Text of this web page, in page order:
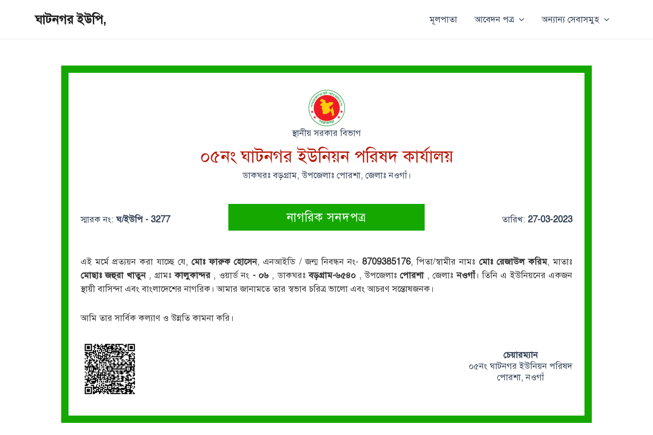
ঘাটনগর ইউপি, মূলপাতা আবেদন পত্র অন্যান্য সেবাসমুহ
স্থানীয় সরকার বিভাগ
০৫নং ঘাটনগর ইউনিয়ন পরিষদ কার্যালয়
ডাকঘরঃ বড়গ্রাম, উপজেলাঃ পোরশা, জেলাঃ নওগাঁ।
স্মারক নং:ঘ/ইউপি - 3277 নাগরিক সনদপত্র তারিখ: 27-03-2023
এই মর্মে প্রত্যয়ন করা যাচ্ছে যে, মোঃ ফারুক হোসেন, এনআইডি / জন্ম নিবন্ধন নং- 8709385176, পিতা/স্বামীর নামঃ মোঃ রেজাউল করিম, মাতাঃ
মোছাঃ জহুরা খাতুন , গ্রামঃকালুকান্দর , ওয়ার্ড নং - ০৬ , ডাকঘরঃবড়গ্রাম-৬৫৪০ , উপজেলাঃপোরশা , জেলাঃনওগাঁ। তিনি এ ইউনিয়নের একজন
স্থায়ী বাসিন্দা এবং বাংলাদেশের নাগরিক। আমার জানামতে তার স্বভাব চরিত্র ভালো এবং আচরণ সন্তোষজনক।
আমি তার সার্বিক কল্যাণ ও উন্নতি কামনা করি।
চেয়ারম্যান
০৫নং ঘাটনগর ইউনিয়ন পরিষদ
পোরশা, নওগাঁ